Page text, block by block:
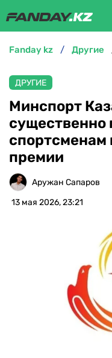
БОКС
ММА
ТЕННИС
ХОККЕЙ
fanday kz другие
ДРУГИЕ
Минспорт
существенно
спортсменам
премии
Аружан Сапаров
13 мая 2026, 23:21